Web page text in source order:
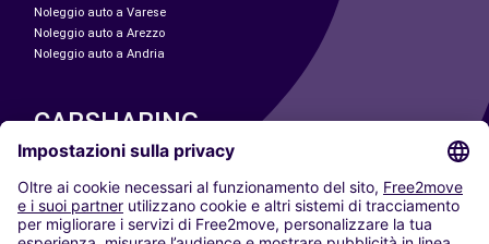
Noleggio auto a Varese
Noleggio auto a Arezzo
Noleggio auto a Andria
CARSHARING
LE NOSTRE CITTÀ
Paris
Madrid
Washington DC